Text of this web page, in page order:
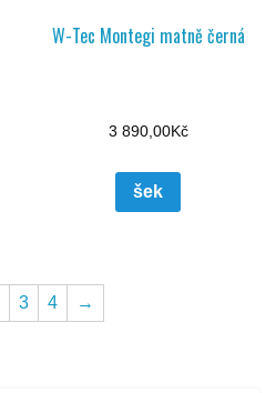
W-Tec Montegi matně černá
3 890,00Kč
šek
3 4 →